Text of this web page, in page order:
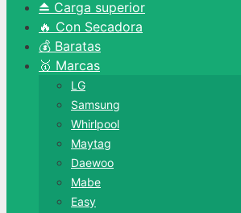
⏏️ Carga superior
🔥 Con Secadora
💰 Baratas
🥇 Marcas
LG
Samsung
Whirlpool
Maytag
Daewoo
Mabe
Easy